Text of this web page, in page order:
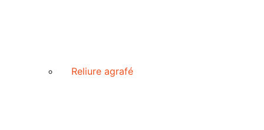
Reliure agrafé